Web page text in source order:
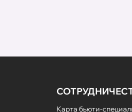
Карта бьюти-